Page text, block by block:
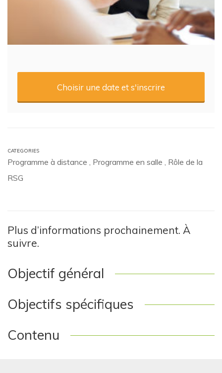
Choisir une date et s'inscrire
CATEGORIES
Programme à distance , Programme en salle , Rôle de la
RSG
Plus d’informations prochainement. À
suivre.
Objectif général
Objectifs spécifiques
Contenu